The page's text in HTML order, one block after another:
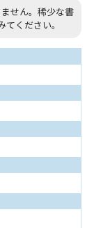
せん。稀少な書
ください。